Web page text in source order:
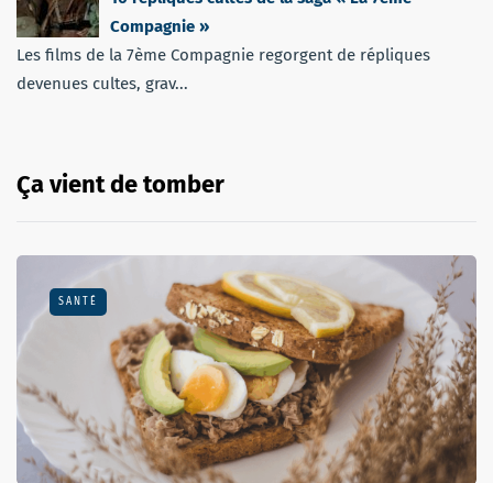
Compagnie »
Les films de la 7ème Compagnie regorgent de répliques
devenues cultes, grav...
Ça vient de tomber
SANTÉ